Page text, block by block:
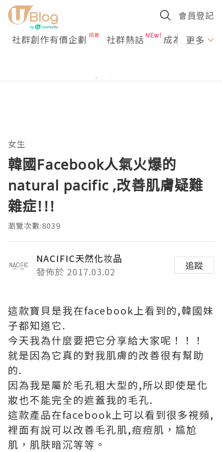
會員登記
社群創作有價企劃 社群熱話 成為U更多
女生
韓國Facebook人氣火爆的
natural pacific ,改善肌膚疑難
雜症!!!
瀏覽次數:8039
NACIFIC天然化妆品
發佈於 2017.03.02
追蹤
這款寶貝是我在facebook上看到的,韓國妹
子都知道它.
今天我為什麼要把它分享給大家呢！！！
就是因為它真的對我肌膚的改善很有幫助
的.
因為我是屬於毛孔粗大型的,所以即使是化
妝也不能完全的遮蓋我的毛孔.
這款產品在facebook上可以看到很多視頻,
裡面有說可以改善毛孔肌,痘痘肌，尴尬
肌，肌肤暗沉等等。